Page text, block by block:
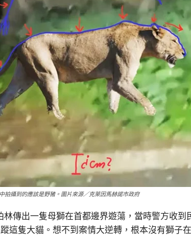
拍攝到的應該是野豬。圖片來源／克萊因馬赫諾市政府
林傳出一隻母獅在首都邊界遊蕩，當時警方收
這隻大貓。想不到案情大逆轉，根本沒有獅子